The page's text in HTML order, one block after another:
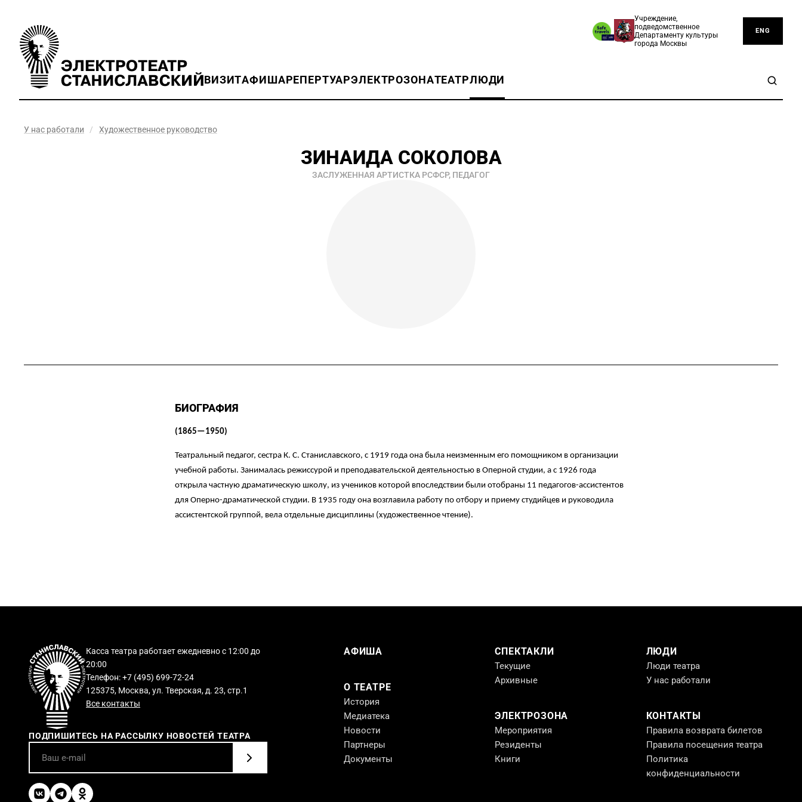
Учреждение,
подведомственное
Департаменту культуры
города Москвы
ENG
ВИЗИТАФИШАРЕПЕРТУАРЭЛЕКТРОЗОНАТЕАТРЛЮДИ
У нас работали / Художественное руководство
ЗИНАИДА СОКОЛОВА
ЗАСЛУЖЕННАЯ АРТИСТКА РСФСР, ПЕДАГОГ
БИОГРАФИЯ
(1865—1950)
Театральный педагог, сестра К. С. Станиславского, с 1919 года она была неизменным его помощником в организации
учебной работы. Занималась режиссурой и преподавательской деятельностью в Оперной студии, а с 1926 года
открыла частную драматическую школу, из учеников которой впоследствии были отобраны 11 педагогов-ассистентов
для Оперно-драматической студии. В 1935 году она возглавила работу по отбору и приему студийцев и руководила
ассистентской группой, вела отдельные дисциплины (художественное чтение).
Касса театра работает ежедневно с 12:00 до
20:00
Телефон: +7 (495) 699-72-24
125375, Москва, ул. Тверская, д. 23, стр.1
Все контакты
ПОДПИШИТЕСЬ НА РАССЫЛКУ НОВОСТЕЙ ТЕАТРА
АФИША
О ТЕАТРЕ
История
Медиатека
Новости
Партнеры
Документы
СПЕКТАКЛИ
Текущие
Архивные
ЭЛЕКТРОЗОНА
Мероприятия
Резиденты
Книги
ЛЮДИ
Люди театра
У нас работали
КОНТАКТЫ
Правила возврата билетов
Правила посещения театра
Политика
конфиденциальности